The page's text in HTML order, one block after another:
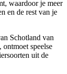
waardoor je meer
en de rest van je
Schotland van
speelse
uit de